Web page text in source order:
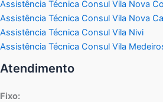
Assistência Técnica Consul Vila Nova
Assistência Técnica Consul Vila Nova
Assistência Técnica Consul Vila Nivi
Assistência Técnica Consul Vila
Atendimento
Fixo: